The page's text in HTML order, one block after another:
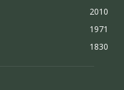
2010
1971
1830